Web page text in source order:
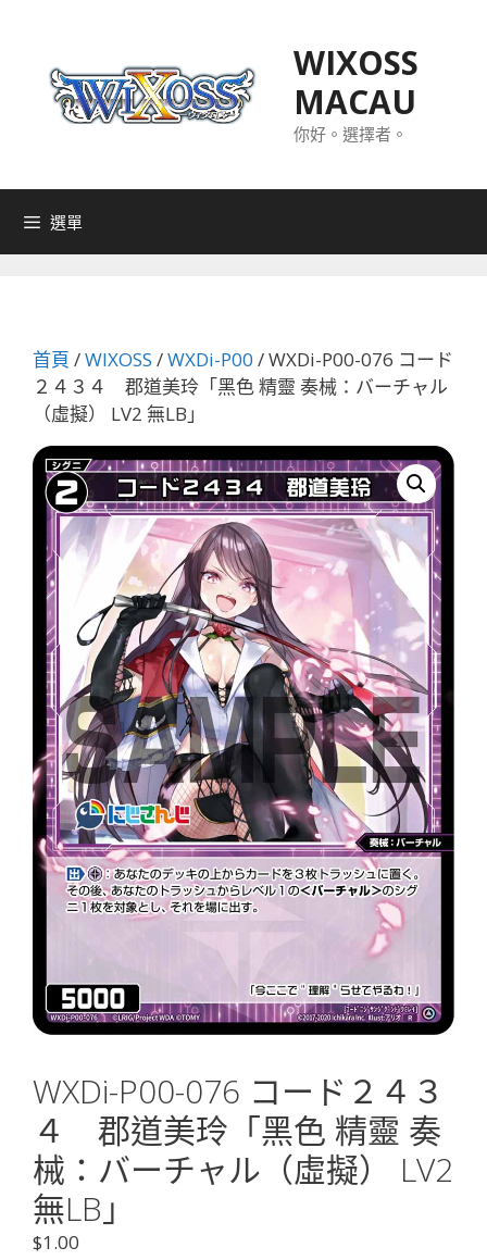
WIXOSS
MACAU
你好。選擇者。
選單
首頁 /WIXOSS /WXDi-P00 / WXDi-P00-076 コード
２４３４ 郡道美玲「黑色 精靈 奏械：バーチャル
（虛擬） LV2 無LB」
WXDi-P00-076 コード２４３
４ 郡道美玲「黑色 精靈 奏
械：バーチャル（虛擬） LV2
無LB」
$1.00